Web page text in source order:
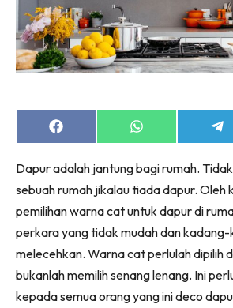
Ruang Makan
Make Over
Bilik Air
Bilik Tidur
Ruang Makan
Ruang Tamu
Menarik Lagi
Casa Impiana
Impiana Makeover
Makeover Ruang Selebriti
Destinasi
Hotel
Kafe
Share
on
Share
on
on
Dapur adalah jantung bagi rumah.
sebuah rumah jikalau tiada dapur. Oleh
pemilihan warna cat untuk dapur di
perkara yang tidak mudah dan
melecehkan. Warna cat perlulah dipilih
bukanlah memilih senang lenang. Ini
kepada semua orang yang ini deco